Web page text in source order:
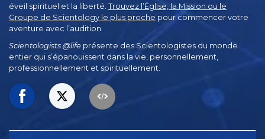
éveil spirituel et la liberté. Trouvez l’Église, la Mission ou le
Groupe de Scientology le plus proche pour commencer votre
aventure avec l’audition.
Scientologists @life présente des Scientologistes du monde
entier qui s’épanouissent dans la vie, personnellement,
professionnellement et spirituellement.